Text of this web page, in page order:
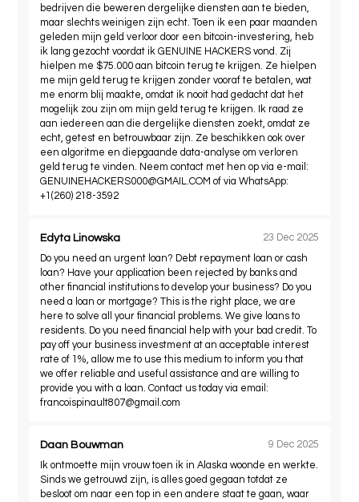
bedrijven die beweren dergelijke diensten aan te bieden,
maar slechts weinigen zijn echt. Toen ik een paar maanden
geleden mijn geld verloor door een bitcoin-investering, heb
ik lang gezocht voordat ik GENUINE HACKERS vond. Zij
hielpen me $75.000 aan bitcoin terug te krijgen. Ze hielpen
me mijn geld terug te krijgen zonder vooraf te betalen, wat
me enorm blij maakte, omdat ik nooit had gedacht dat het
mogelijk zou zijn om mijn geld terug te krijgen. Ik raad ze
aan iedereen aan die dergelijke diensten zoekt, omdat ze
echt, getest en betrouwbaar zijn. Ze beschikken ook over
een algoritme en diepgaande data-analyse om verloren
geld terug te vinden. Neem contact met hen op via e-mail:
GENUINEHACKERS000@GMAIL.COM of via WhatsApp:
+1(260) 218-3592
Edyta Linowska
23 Dec 2025
Do you need an urgent loan? Debt repayment loan or cash
loan? Have your application been rejected by banks and
other financial institutions to develop your business? Do you
need a loan or mortgage? This is the right place, we are
here to solve all your financial problems. We give loans to
residents. Do you need financial help with your bad credit. To
pay off your business investment at an acceptable interest
rate of 1%, allow me to use this medium to inform you that
we offer reliable and useful assistance and are willing to
provide you with a loan. Contact us today via email:
francoispinault807@gmail.com
Daan Bouwman
9 Dec 2025
Ik ontmoette mijn vrouw toen ik in Alaska woonde en werkte.
Sinds we getrouwd zijn, is alles goed gegaan totdat ze
besloot om naar een top in een andere staat te gaan, waar